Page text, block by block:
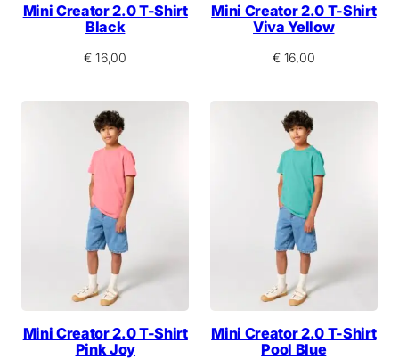
Mini Creator 2.0 T-Shirt
Black
€ 16,00
Mini Creator 2.0 T-Shirt
Viva Yellow
€16,00
Mini Creator 2.0 T-Shirt
Pink Joy
Mini Creator 2.0 T-Shirt
Pool Blue